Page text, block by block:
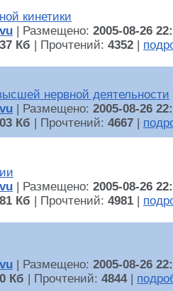
кинетики
| Размещено: 2005-08-26
Кб | Прочтений: 4352
нервной деятельности
| Размещено: 2005-08-26
Кб | Прочтений: 4667
| Размещено: 2005-08-26
Кб | Прочтений: 4981
| Размещено: 2005-08-26
Кб | Прочтений: 4844|